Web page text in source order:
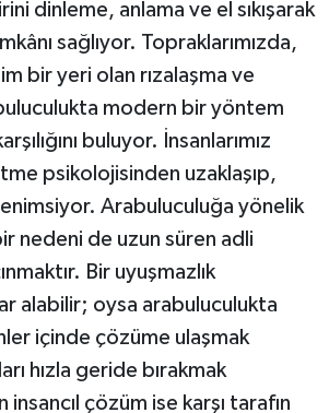
dinleme, anlama ve el sıkışarak
sağlıyor. Topraklarımızda,
bir yeri olan rızalaşma ve
modern bir yöntem
buluyor. İnsanlarımız
psikolojisinden uzaklaşıp,
Arabuluculuğa yönelik
nedeni de uzun süren adli
Bir uyuşmazlık
alabilir; oysa arabuluculukta
içinde çözüme ulaşmak
hızla geride bırakmak
çözüm ise karşı tarafın